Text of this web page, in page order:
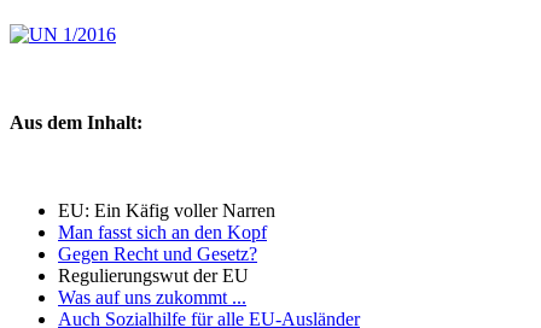
Aus dem Inhalt:
EU: Ein Käfig voller Narren
Man fasst sich an den Kopf
Gegen Recht und Gesetz?
Regulierungswut der EU
Was auf uns zukommt ...
Auch Sozialhilfe für alle EU-Ausländer